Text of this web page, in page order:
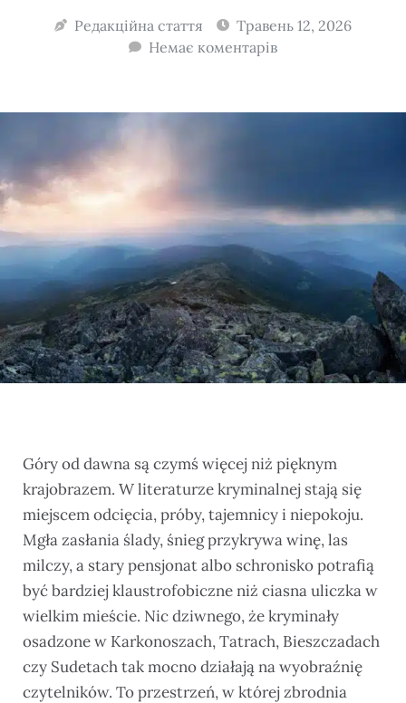
Редакційна стаття
Травень 12, 2026
Немає коментарів
Góry od dawna są czymś więcej niż pięknym
krajobrazem. W literaturze kryminalnej stają się
miejscem odcięcia, próby, tajemnicy i niepokoju.
Mgła zasłania ślady, śnieg przykrywa winę, las
milczy, a stary pensjonat albo schronisko potrafią
być bardziej klaustrofobiczne niż ciasna uliczka w
wielkim mieście. Nic dziwnego, że kryminały
osadzone w Karkonoszach, Tatrach, Bieszczadach
czy Sudetach tak mocno działają na wyobraźnię
czytelników. To przestrzeń, w której zbrodnia